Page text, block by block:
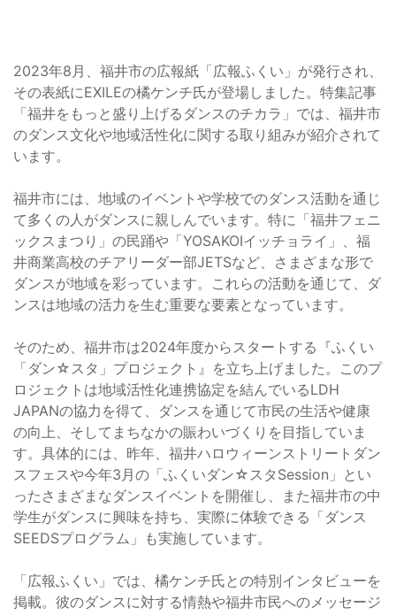
2023年8月、福井市の広報紙「広報ふくい」が発行され、
その表紙にEXILEの橘ケンチ氏が登場しました。特集記事
「福井をもっと盛り上げるダンスのチカラ」では、福井市
のダンス文化や地域活性化に関する取り組みが紹介されて
います。
福井市には、地域のイベントや学校でのダンス活動を通じ
て多くの人がダンスに親しんでいます。特に「福井フェニ
ックスまつり」の民踊や「YOSAKOIイッチョライ」、福
井商業高校のチアリーダー部JETSなど、さまざまな形で
ダンスが地域を彩っています。これらの活動を通じて、ダ
ンスは地域の活力を生む重要な要素となっています。
そのため、福井市は2024年度からスタートする『ふくい
「ダン☆スタ」プロジェクト』を立ち上げました。このプ
ロジェクトは地域活性化連携協定を結んでいるLDH
JAPANの協力を得て、ダンスを通じて市民の生活や健康
の向上、そしてまちなかの賑わいづくりを目指していま
す。具体的には、昨年、福井ハロウィーンストリートダン
スフェスや今年3月の「ふくいダン☆スタSession」とい
ったさまざまなダンスイベントを開催し、また福井市の中
学生がダンスに興味を持ち、実際に体験できる「ダンス
SEEDSプログラム」も実施しています。
「広報ふくい」では、橘ケンチ氏との特別インタビューを
掲載。彼のダンスに対する情熱や福井市民へのメッセージ